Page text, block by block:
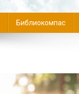
Библиокомпас